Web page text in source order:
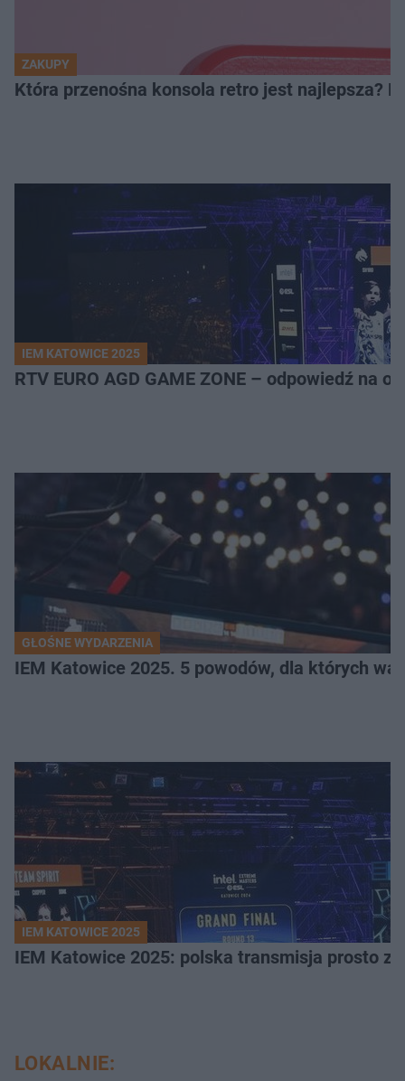
ZAKUPY
Która przenośna konsola retro jest najlepsza?
IEM KATOWICE 2025
RTV EURO AGD GAME ZONE – odpowiedź na
GŁOŚNE WYDARZENIA
IEM Katowice 2025. 5 powodów, dla których
IEM KATOWICE 2025
IEM Katowice 2025: polska transmisja prosto
LOKALNIE: